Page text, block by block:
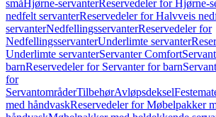
småHjørne-servanterReservedeler for Hjørne-
nedfelt servanterReservedeler for Halvveis
servanterNedfellingsservanterReservedeler for
NedfellingsservanterUnderlimte servanter
Underlimte servanterServanter Comfort
barnReservedeler for Servanter for barn
for
ServantområderTilbehørAvløpsdeksel
med håndvaskReservedeler for Møbelpakker